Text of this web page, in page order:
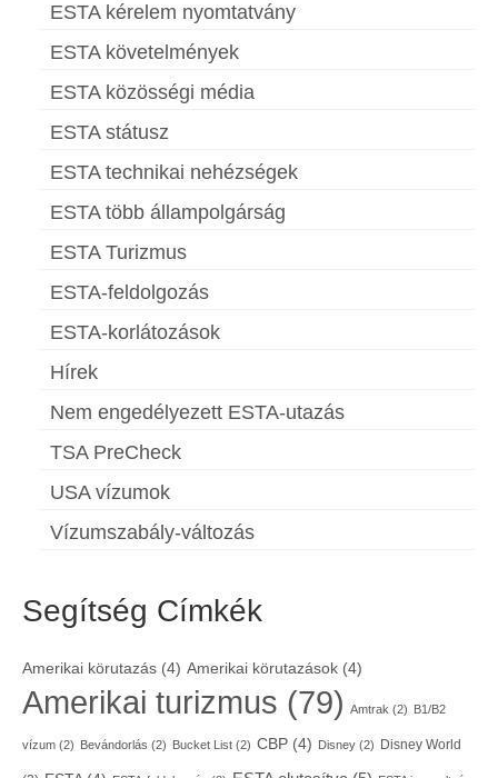
ESTA kérelem nyomtatvány
ESTA követelmények
ESTA közösségi média
ESTA státusz
ESTA technikai nehézségek
ESTA több állampolgárság
ESTA Turizmus
ESTA-feldolgozás
ESTA-korlátozások
Hírek
Nem engedélyezett ESTA-utazás
TSA PreCheck
USA vízumok
Vízumszabály-változás
Segítség Címkék
Amerikai körutazás (4) Amerikai körutazások (4)
Amerikai turizmus (79) Amtrak (2) B1/B2
vízum (2) Bevándorlás (2) Bucket List (2) CBP (4) Disney (2) Disney World